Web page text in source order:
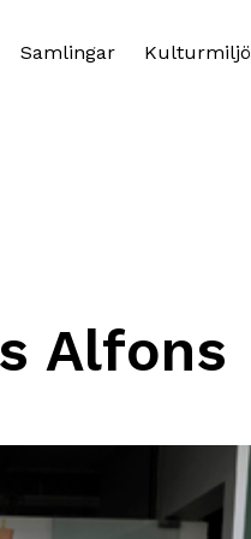
Samlingar Kulturmiljö
Alfons